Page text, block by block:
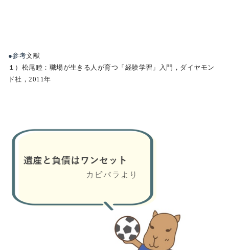
●参考文献
１）松尾睦：職場が生きる人が育つ「経験学習」入門，ダイヤモン
ド社，2011年